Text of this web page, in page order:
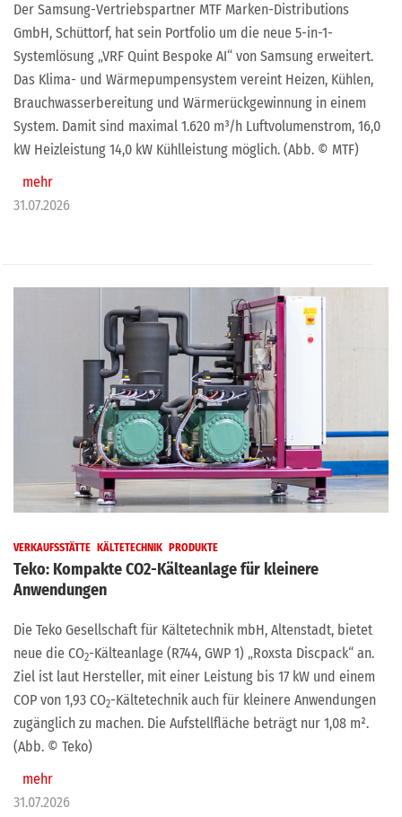
Der Samsung-Vertriebspartner MTF Marken-Distributions
GmbH, Schüttorf, hat sein Portfolio um die neue 5-in-1-
Systemlösung „VRF Quint Bespoke AI“ von Samsung erweitert.
Das Klima- und Wärmepumpensystem vereint Heizen, Kühlen,
Brauchwasserbereitung und Wärmerückgewinnung in einem
System. Damit sind maximal 1.620 m³/h Luftvolumenstrom, 16,0
kW Heizleistung 14,0 kW Kühlleistung möglich. (Abb. © MTF)
mehr
31.07.2026
VERKAUFSSTÄTTE KÄLTETECHNIK PRODUKTE
Teko: Kompakte CO2-Kälteanlage für kleinere
Anwendungen
Die Teko Gesellschaft für Kältetechnik mbH, Altenstadt, bietet
neue die CO2-Kälteanlage (R744, GWP 1) „Roxsta Discpack“ an.
Ziel ist laut Hersteller, mit einer Leistung bis 17 kW und einem
COP von 1,93 CO2-Kältetechnik auch für kleinere Anwendungen
zugänglich zu machen. Die Aufstellfläche beträgt nur 1,08 m².
(Abb. © Teko)
mehr
31.07.2026